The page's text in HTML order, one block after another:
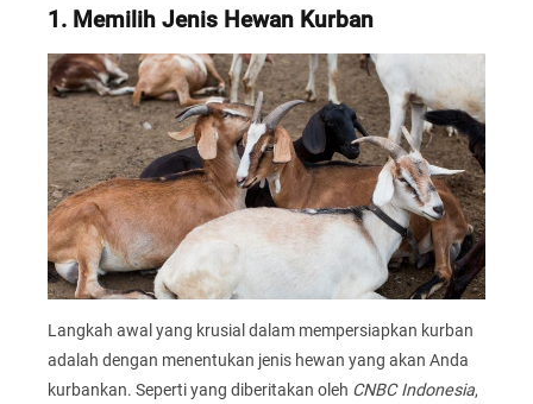
1. Memilih Jenis Hewan Kurban
Langkah awal yang krusial dalam mempersiapkan kurban
adalah dengan menentukan jenis hewan yang akan Anda
kurbankan. Seperti yang diberitakan oleh CNBC Indonesia,